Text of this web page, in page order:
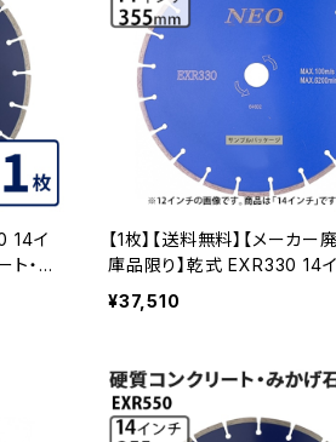
14イ
・み
レー
1
【1枚】【送料無料】【メーカ
庫品限り】乾式 EXR330 14
クリート二次製品などの切断
ンドブレード ダイヤモンドカ
¥37,510